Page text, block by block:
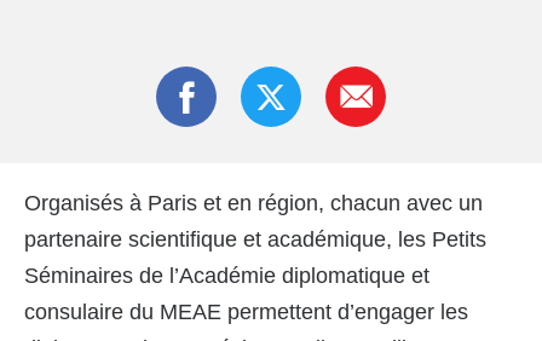
Organisés à Paris et en région, chacun avec un
partenaire scientifique et académique, les Petits
Séminaires de l’Académie diplomatique et
consulaire du MEAE permettent d’engager les